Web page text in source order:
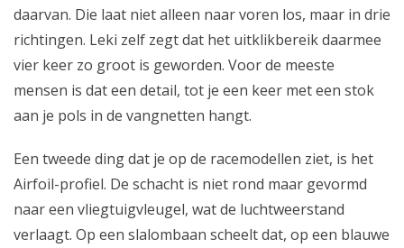
daarvan. Die laat niet alleen naar voren los, maar in drie
richtingen. Leki zelf zegt dat het uitklikbereik daarmee
vier keer zo groot is geworden. Voor de meeste
mensen is dat een detail, tot je een keer met een stok
aan je pols in de vangnetten hangt.
Een tweede ding dat je op de racemodellen ziet, is het
Airfoil-profiel. De schacht is niet rond maar gevormd
naar een vliegtuigvleugel, wat de luchtweerstand
verlaagt. Op een slalombaan scheelt dat, op een blauwe